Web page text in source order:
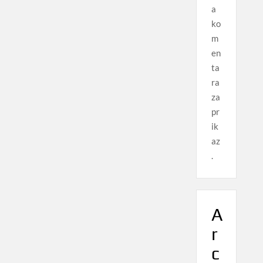
a
ko
m
en
ta
ra
za
pr
ik
az
.
A
r
c